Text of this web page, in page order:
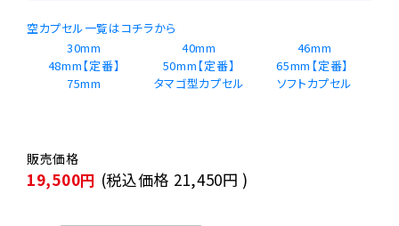
空カプセル一覧はコチラから
30mm
40mm
46mm
48mm【定番】
50mm【定番】
65mm【定番】
75mm
タマゴ型カプセル
19,500円 (税込価格 21,450円 )